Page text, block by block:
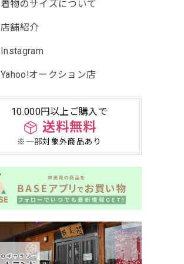
着物のサイズについて
店舗紹介
Instagram
Yahoo!オークション店
10.000円以上ご購入で
送料無料
※一部対象外商品あり